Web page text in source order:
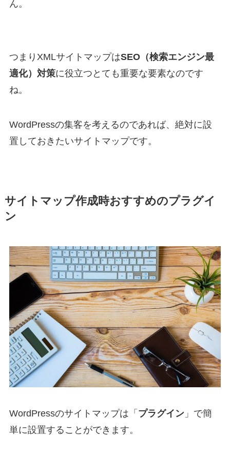
ん。
つまりXMLサイトマップはSEO（検索エンジン最
適化）対策に役立つとても重要な要素なのです
ね。
WordPressの集客を考えるのであれば、絶対に設
置しておきたいサイトマップです。
サイトマップ作成時おすすめのプラグイ
ン
WordPressのサイトマップは「 プラグイン」で簡
単に設置することができます。